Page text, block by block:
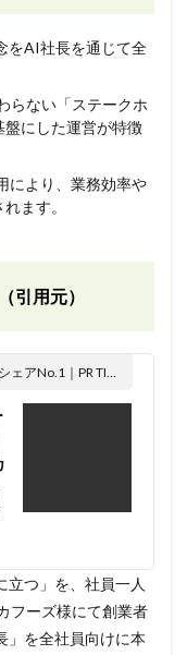
をAI社長を通じて全
らない「ステークホ
盤にした運営が特徴
により、業務効率や
ます。
引用元）
No.1｜PR TIMES
立つ」を、社員一人
フーズ様にて創業者
」を全社員向けに本